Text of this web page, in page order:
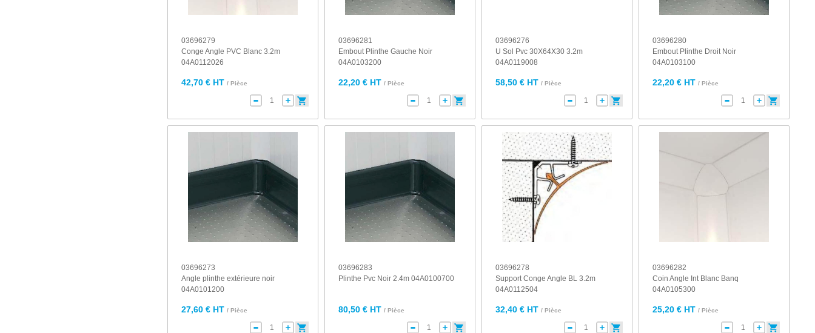
03696279
Conge Angle PVC Blanc 3.2m
04A0112026
42,70 € HT / Pièce
03696281
Embout Plinthe Gauche Noir
04A0103200
22,20 € HT / Pièce
03696276
U Sol Pvc 30X64X30 3.2m
04A0119008
58,50 € HT / Pièce
03696280
Embout Plinthe Droit Noir
04A0103100
22,20 € HT / Pièce
03696273
Angle plinthe extérieure noir
04A0101200
27,60 € HT / Pièce
03696283
Plinthe Pvc Noir 2.4m 04A0100700
80,50 € HT / Pièce
03696278
Support Conge Angle BL 3.2m
04A0112504
32,40 € HT / Pièce
03696282
Coin Angle Int Blanc Banq
04A0105300
25,20 € HT / Pièce